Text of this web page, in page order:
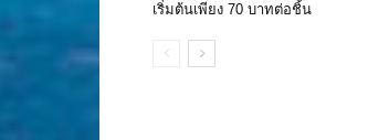
เริ่มต้นเพียง 70 บาทต่อชิ้น